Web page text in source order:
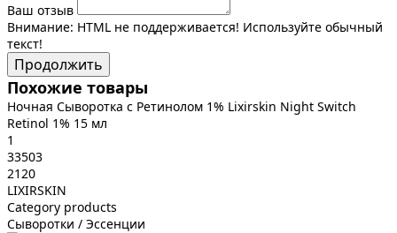
Ваш отзыв
Внимание: HTML не поддерживается! Используйте обычный
текст!
Продолжить
Похожие товары
Ночная Сыворотка с Ретинолом 1% Lixirskin Night Switch
Retinol 1% 15 мл
1
33503
2120
LIXIRSKIN
Category products
Сыворотки / Эссенции